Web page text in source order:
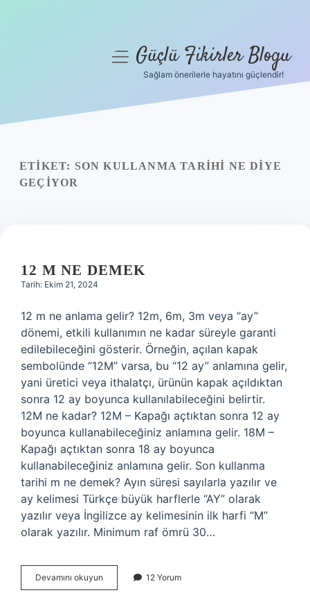
Yasal Uyarı
menüyüGüçlü Fikirler Blogu
Sağlam önerilerle hayatını güçlendir!
ETIKET: SON KULLANMA TARIHI NE DIYE
GEÇIYOR
12 M NE DEMEK
Tarih: Ekim 21, 2024
12 m ne anlama gelir? 12m, 6m, 3m veya “ay”
dönemi, etkili kullanımın ne kadar süreyle garanti
edilebileceğini gösterir. Örneğin, açılan kapak
sembolünde “12M” varsa, bu “12 ay” anlamına gelir,
yani üretici veya ithalatçı, ürünün kapak açıldıktan
sonra 12 ay boyunca kullanılabileceğini belirtir.
12M ne kadar? 12M – Kapağı açtıktan sonra 12 ay
boyunca kullanabileceğiniz anlamına gelir. 18M –
Kapağı açtıktan sonra 18 ay boyunca
kullanabileceğiniz anlamına gelir. Son kullanma
tarihi m ne demek? Ayın süresi sayılarla yazılır ve
ay kelimesi Türkçe büyük harflerle “AY” olarak
yazılır veya İngilizce ay kelimesinin ilk harfi “M”
olarak yazılır. Minimum raf ömrü 30…
Devamını okuyun
M
12 Yorum